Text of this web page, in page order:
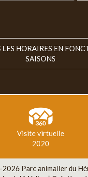
LES HORAIRES EN
SAISONS
Visite virtuelle
2020
Parc animalier du